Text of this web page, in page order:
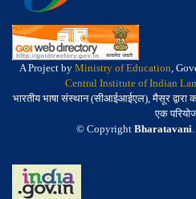
A Project by Ministry of Education,
Central Institute of Indian
भारतीय भाषा संस्थान (सीआईआईएल), मैसूर द्वारा
एक
© Copyright Bharatavani